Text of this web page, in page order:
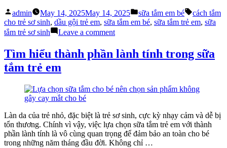
Tắm
Em
Bé
Quả
Giúp
Ngủ
Ngon
Đêm”
Posted
by
admin May 14, 2025May 14, 2025
Posted
in
sữa tắm em bé Tags:
cách tắm
cho trẻ sơ sinh, dầu gội trẻ em, sữa tắm em bé, sữa tắm trẻ em, sữa
tắm trẻ sơ sinh
Leave a commenton
Sữa
Tắm
Hiệu
Quả
Ngủ
Ngon
Cả
Đêm
Tìm hiểu thành phần lành tính trong sữa
tắm trẻ em
Làn da của trẻ nhỏ, đặc biệt là trẻ sơ sinh, cực kỳ nhạy cảm và dễ bị
tổn thương. Chính vì vậy, việc lựa chọn sữa tắm trẻ em với thành
phần lành tính là vô cùng quan trọng để đảm bảo an toàn cho bé
trong những năm tháng đầu đời. Không chỉ …